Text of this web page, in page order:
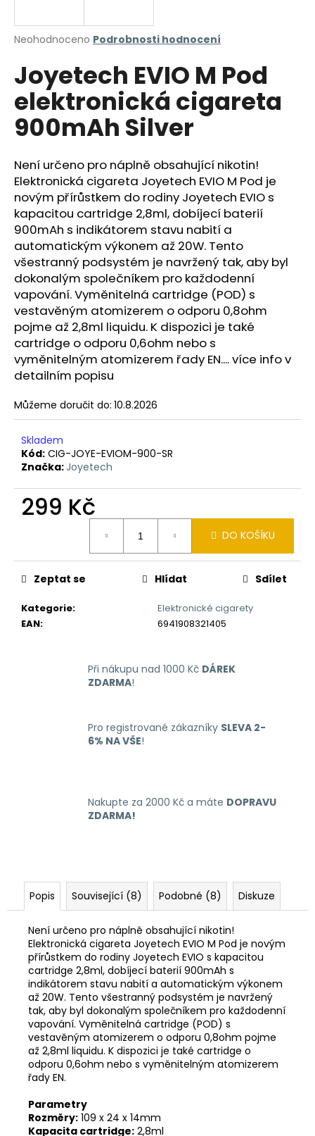
Průměrné
produktu
je
z
5
hvězdiček.
Neohodnoceno Podrobnosti hodnocení
Joyetech EVIO M Pod
elektronická cigareta
900mAh Silver
Není určeno pro náplně obsahující nikotin!
Elektronická cigareta Joyetech EVIO M Pod je
novým přírůstkem do rodiny Joyetech EVIO s
kapacitou cartridge 2,8ml, dobíjecí baterií
900mAh s indikátorem stavu nabití a
automatickým výkonem až 20W. Tento
všestranný podsystém je navržený tak, aby byl
dokonalým společníkem pro každodenní
vapování. Vyměnitelná cartridge (POD) s
vestavěným atomizerem o odporu 0,8ohm
pojme až 2,8ml liquidu. K dispozici je také
cartridge o odporu 0,6ohm nebo s
vyměnitelným atomizerem řady EN.... více info v
detailním popisu
Můžeme doručit do: 10.8.2026
Skladem
Kód: CIG-JOYE-EVIOM-900-SR
Značka:Joyetech
299 Kč
DO KOŠÍKU
Kategorie:
Elektronické cigarety
EAN: 6941908321405
Zeptat se Hlídat Sdílet
Při nákupu nad 1000 Kč DÁREK
ZDARMA!
Pro registrované zákazníky SLEVA 2-
6% NA VŠE!
Nakupte za 2000 Kč a máte DOPRAVU
ZDARMA!
Popis Související (8) Podobné (8) Diskuze
Není určeno pro náplně obsahující nikotin!
Elektronická cigareta Joyetech EVIO M Pod je novým
přírůstkem do rodiny Joyetech EVIO s kapacitou
cartridge 2,8ml, dobíjecí baterií 900mAh s
indikátorem stavu nabití a automatickým výkonem
až 20W. Tento všestranný podsystém je navržený
tak, aby byl dokonalým společníkem pro každodenní
vapování. Vyměnitelná cartridge (POD) s
vestavěným atomizerem o odporu 0,8ohm pojme
až 2,8ml liquidu. K dispozici je také cartridge o
odporu 0,6ohm nebo s vyměnitelným atomizerem
řady EN.
Parametry
Rozměry: 109 x 24 x 14mm
Kapacita cartridge: 2,8ml
j
t
?
HLEDAT
D
o
p
o
r
u
č
u
j
e
m
OXVA
XLIM
GO
ELEKTRONICKÁ
CIGARETA
1000MAH
BLACK
399
Kč